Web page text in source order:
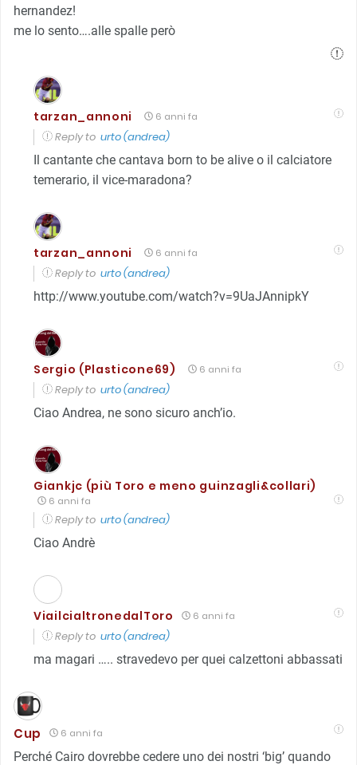
hernandez!
me lo sento….alle spalle però
tarzan_annoni 6 anni fa
Reply to urto (andrea)
Il cantante che cantava born to be alive o il calciatore
temerario, il vice-maradona?
tarzan_annoni 6 anni fa
Reply to urto (andrea)
http://www.youtube.com/watch?v=9UaJAnnipkY
Sergio (Plasticone69) 6 anni fa
Reply to urto (andrea)
Ciao Andrea, ne sono sicuro anch’io.
Giankjc (più Toro e meno guinzagli&collari)
6 anni fa
Reply to urto (andrea)
Ciao Andrè
ViailcialtronedalToro 6 anni fa
Reply to urto (andrea)
ma magari ….. stravedevo per quei calzettoni abbassati
Cup 6 anni fa
Perché Cairo dovrebbe cedere uno dei nostri ‘big’ quando